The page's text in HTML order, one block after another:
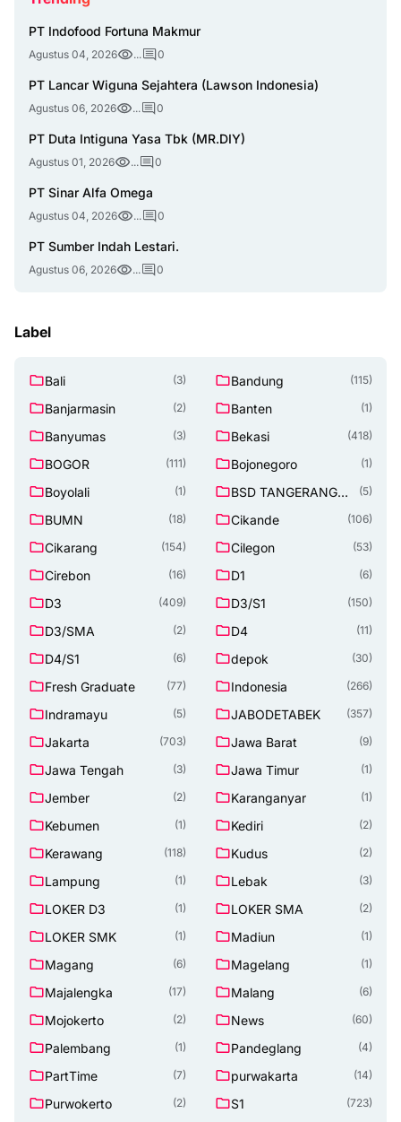
PT Indofood Fortuna Makmur
Agustus 04, 2026 ... 0
PT Lancar Wiguna Sejahtera (Lawson Indonesia)
Agustus 06, 2026 ... 0
PT Duta Intiguna Yasa Tbk (MR.DIY)
Agustus 01, 2026 ... 0
PT Sinar Alfa Omega
Agustus 04, 2026 ... 0
PT Sumber Indah Lestari.
Agustus 06, 2026 ... 0
Label
Bali (3) Bandung (115)
Banjarmasin (2) Banten (1)
Banyumas (3) Bekasi (418)
BOGOR (111) Bojonegoro (1)
Boyolali (1)
BSD TANGERANG
(5)
BUMN (18) Cikande (106)
Cikarang (154) Cilegon (53)
Cirebon (16) D1 (6)
D3 (409) D3/S1 (150)
D3/SMA (2) D4 (11)
D4/S1 (6) depok (30)
Fresh Graduate (77) Indonesia (266)
Indramayu (5) JABODETABEK (357)
Jakarta (703) Jawa Barat (9)
Jawa Tengah (3) Jawa Timur (1)
Jember (2) Karanganyar (1)
Kebumen (1) Kediri (2)
Kerawang (118) Kudus (2)
Lampung (1) Lebak (3)
LOKER D3 (1) LOKER SMA (2)
LOKER SMK (1) Madiun (1)
Magang (6) Magelang (1)
Majalengka (17) Malang (6)
Mojokerto (2) News (60)
Palembang (1) Pandeglang (4)
PartTime (7) purwakarta (14)
Purwokerto (2) S1 (723)